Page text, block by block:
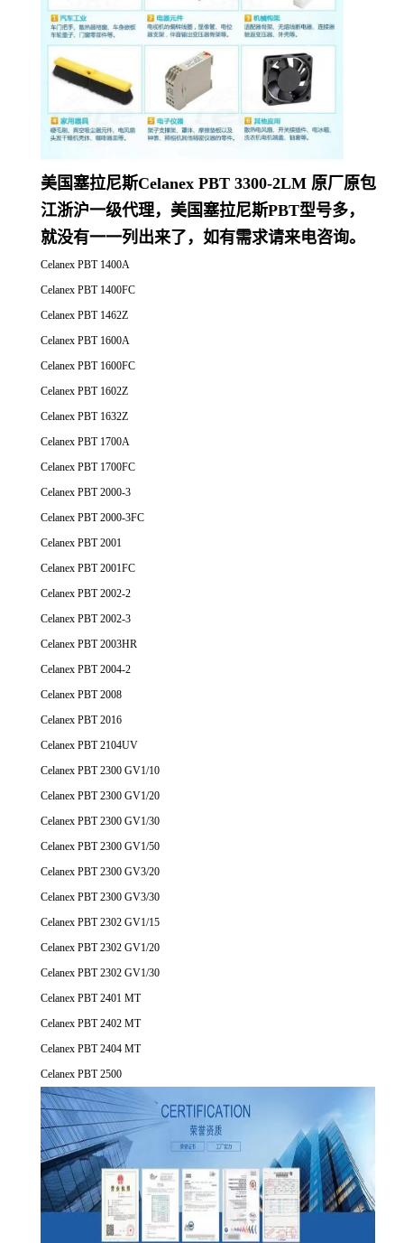
美国塞拉尼斯Celanex PBT 3300-2LM 原厂原包
江浙沪一级代理，美国塞拉尼斯PBT型号多，
就没有一一列出来了，如有需求请来电咨询。
Celanex PBT 1400A
Celanex PBT 1400FC
Celanex PBT 1462Z
Celanex PBT 1600A
Celanex PBT 1600FC
Celanex PBT 1602Z
Celanex PBT 1632Z
Celanex PBT 1700A
Celanex PBT 1700FC
Celanex PBT 2000-3
Celanex PBT 2000-3FC
Celanex PBT 2001
Celanex PBT 2001FC
Celanex PBT 2002-2
Celanex PBT 2002-3
Celanex PBT 2003HR
Celanex PBT 2004-2
Celanex PBT 2008
Celanex PBT 2016
Celanex PBT 2104UV
Celanex PBT 2300 GV1/10
Celanex PBT 2300 GV1/20
Celanex PBT 2300 GV1/30
Celanex PBT 2300 GV1/50
Celanex PBT 2300 GV3/20
Celanex PBT 2300 GV3/30
Celanex PBT 2302 GV1/15
Celanex PBT 2302 GV1/20
Celanex PBT 2302 GV1/30
Celanex PBT 2401 MT
Celanex PBT 2402 MT
Celanex PBT 2404 MT
Celanex PBT 2500